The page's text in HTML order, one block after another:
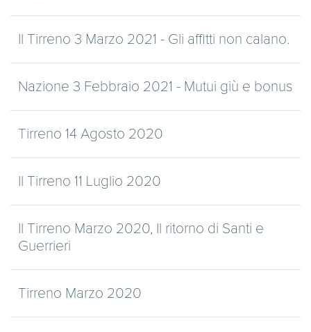
Il Tirreno 3 Marzo 2021 - Gli affitti non calano.
Nazione 3 Febbraio 2021 - Mutui giù e bonus
Tirreno 14 Agosto 2020
Il Tirreno 11 Luglio 2020
Il Tirreno Marzo 2020, Il ritorno di Santi e
Guerrieri
Tirreno Marzo 2020